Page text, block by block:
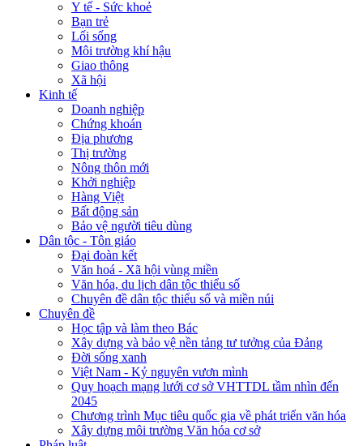
Y tế - Sức khoẻ
Bạn trẻ
Lối sống
Môi trường khí hậu
Giao thông
Xã hội
Kinh tế
Doanh nghiệp
Chứng khoán
Địa phương
Thị trường
Nông thôn mới
Khởi nghiệp
Hàng Việt
Bất động sản
Bảo vệ người tiêu dùng
Dân tộc - Tôn giáo
Đại đoàn kết
Văn hoá - Xã hội vùng miền
Văn hóa, du lịch dân tộc thiểu số
Chuyên đề dân tộc thiểu số và miền núi
Chuyên đề
Học tập và làm theo Bác
Xây dựng và bảo vệ nền tảng tư tưởng của Đảng
Đời sống xanh
Việt Nam - Kỷ nguyên vươn mình
Quy hoạch mạng lưới cơ sở VHTTDL tầm nhìn đến
2045
Chương trình Mục tiêu quốc gia về phát triển văn hóa
Xây dựng môi trường Văn hóa cơ sở